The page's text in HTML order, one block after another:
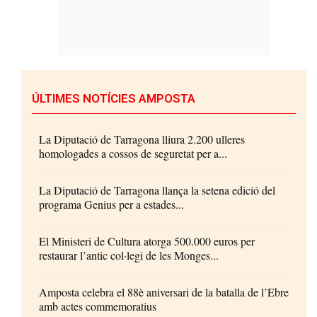
ÚLTIMES NOTÍCIES AMPOSTA
La Diputació de Tarragona lliura 2.200 ulleres
homologades a cossos de seguretat per a...
La Diputació de Tarragona llança la setena edició del
programa Genius per a estades...
El Ministeri de Cultura atorga 500.000 euros per
restaurar l’antic col·legi de les Monges...
Amposta celebra el 88è aniversari de la batalla de l’Ebre
amb actes commemoratius